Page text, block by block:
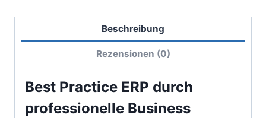
Beschreibung
Rezensionen (0)
Best Practice ERP durch
professionelle Business